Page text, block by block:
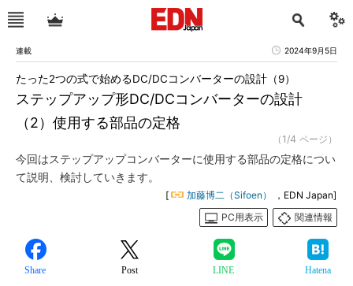
連載 2024年9月5日
ステップアップ形DC/DCコンバーターの設計
（2）使用する部品の定格
たった2つの式で始めるDC/DCコンバーターの設計（9）
（1/4 ページ）
今回はステップアップコンバーターに使用する部品の定格につい
て説明、検討していきます。
[ 加藤博二（Sifoen）
，EDN Japan]
PC用表示
関連情報
Share Post LINE Hatena